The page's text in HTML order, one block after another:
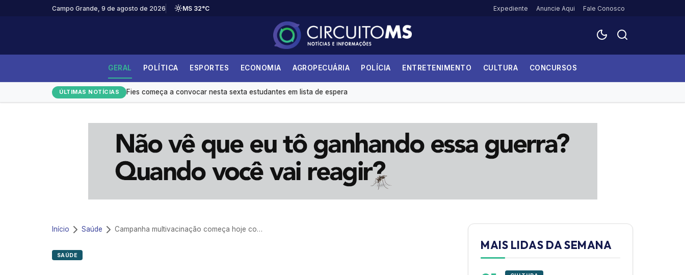
Campo Grande, 9 de agosto de 2026 MS 32°C Expediente Anuncie Aqui Fale Conosco
GERAL POLÍTICA ESPORTES ECONOMIA AGROPECUÁRIA POLÍCIA ENTRETENIMENTO CULTURA CONCURSOS
ÚLTIMAS NOTÍCIAS
Festival do Sobá e shows movimentam agenda cultural em Campo Grande
Fies começa a convocar nesta sexta estudantes em lista de espera
Homens são mais influenciáveis do que mulheres na hora de votar, aponta Datafolha
Mato Grosso do Sul amplia ações de alfabetização infantil
Início Saúde Campanha multivacinação começa hoje com foco em crianças e adolescentes até 14 anos
SAÚDE
MAIS LIDAS DA SEMANA